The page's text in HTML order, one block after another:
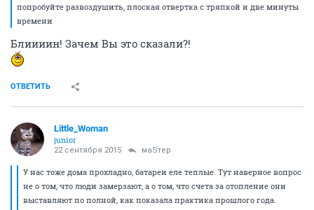
попробуйте развоздушить, плоская отвертка с тряпкой и две минуты
времени
Блиииин! Зачем Вы это сказали?!
ОТВЕТИТЬ
Little_Woman
junior
22 сентября 2015 маSтер
У нас тоже дома прохладно, батареи еле теплые. Тут наверное вопрос
не о том, что люди замерзают, а о том, что счета за отопление они
выставляют по полной, как показала практика прошлого года.